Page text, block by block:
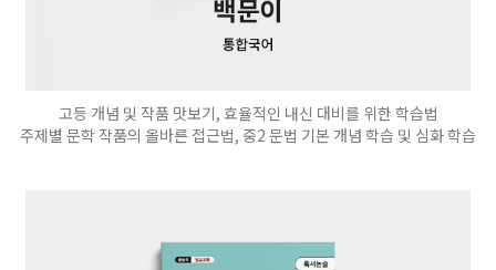
고등 개념 및 작품 맛보기, 효율적인 내신 대비를 위한 학습법
주제별 문학 작품의 올바른 접근법, 중2 문법 기본 개념 학습 및 심화 학습